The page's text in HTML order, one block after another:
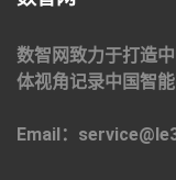
数智网致力于打造
体视角记录中国智
Email：